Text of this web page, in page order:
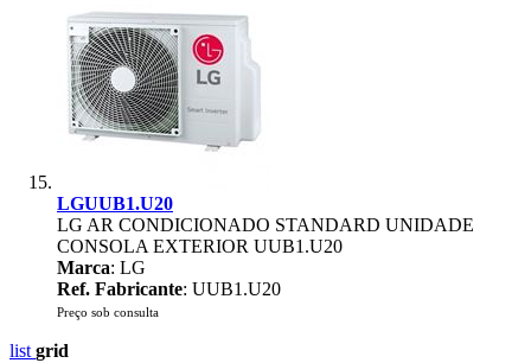
LGUUB1.U20
LG AR CONDICIONADO STANDARD UNIDADE
CONSOLA EXTERIOR UUB1.U20
Marca: LG
Ref. Fabricante: UUB1.U20
Preço sob consulta
list grid